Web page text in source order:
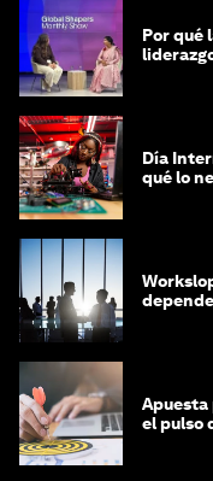
Por qué
Día
qué lo
Apuesta
el pulso